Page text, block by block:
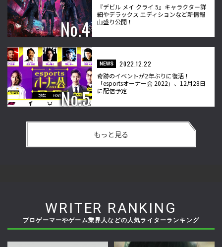
『デビル メイ クライ 5』キャラクター詳
細やデラックス エディションなど新情報
山盛り公開！
NEWS
2022.12.22
奇跡のイベントが2年ぶりに復活！
「esportsオーナー会 2022」、12月28日
に配信予定
もっと見る
WRITER RANKING
プロゲーマーやゲーム業界人などの人気ライターランキング